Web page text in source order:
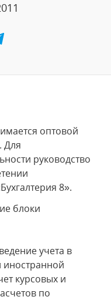
оптовой
Для
руководство
8».
блоки
учета в
иностранной
курсовых и
по